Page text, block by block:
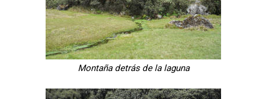
Montaña detrás de la laguna